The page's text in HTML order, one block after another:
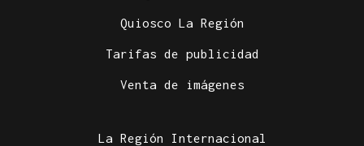
Quiosco La Región
Tarifas de publicidad
Venta de imágenes
La Región Internacional